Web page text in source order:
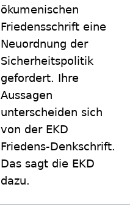
ökumenischen
Friedensschrift eine
Neuordnung der
Sicherheitspolitik
gefordert. Ihre
Aussagen
unterscheiden sich
von der EKD
Friedens-Denkschrift.
Das sagt die EKD
dazu.